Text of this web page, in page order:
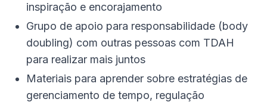
inspiração e encorajamento
Grupo de apoio para responsabilidade (body
doubling) com outras pessoas com TDAH
para realizar mais juntos
Materiais para aprender sobre estratégias de
gerenciamento de tempo, regulação